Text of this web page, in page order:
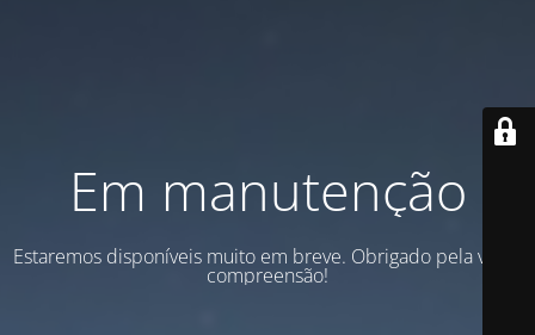
Em manutenção
Estaremos disponíveis muito em breve. Obrigado pela vossa
compreensão!